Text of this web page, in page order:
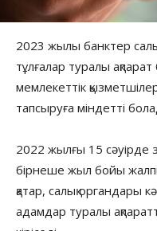
2023 жылы банктер
тұлғалар туралы
мемлекеттік
тапсыруға міндетті
2022 жылғы 15 сәуірде
бірнеше жыл бойы
қатар, салық органдары
адамдар туралы